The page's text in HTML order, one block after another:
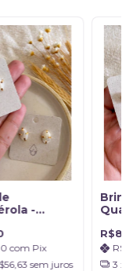
-
com Pix
sem juros
3 x